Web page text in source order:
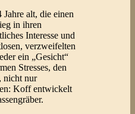
alt, die einen
in ihren
Interesse und
verzweifelten
ein „Gesicht“
Stresses, den
nicht nur
Koff entwickelt